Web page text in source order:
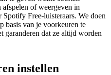
of weergeven in
Free-luisteraars. We doen
basis van je voorkeuren te
garanderen dat ze altijd worden
instellen